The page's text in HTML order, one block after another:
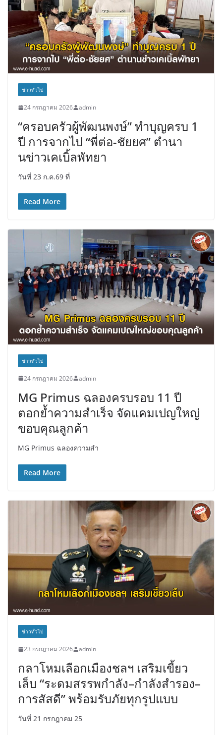
ข่าวทั่วไป
24 กรกฎาคม 2026 admin
“ครอบครัวผู้พัฒนพงษ์” ทำบุญครบ 1
ปี การจากไป “พี่ต่อ-ชัยยศ” ตำนา
นข่าวเคเบิ้ลพัทยา
วันที่ 23 ก.ค.69 ที่
Read More
ข่าวทั่วไป
24 กรกฎาคม 2026 admin
MG Primus ฉลองครบรอบ 11 ปี
ตอกย้ำความสำเร็จ จัดแคมเปญใหญ่
ขอบคุณลูกค้า
MG Primus ฉลองความสำ
Read More
ข่าวทั่วไป
23 กรกฎาคม 2026 admin
กลาโหมเลือกเมืองชลฯ เสริมเขี้ยว
เล็บ “ระดมสรรพกำลัง–กำลังสำรอง–
การสัสดี” พร้อมรับภัยทุกรูปแบบ
วันที่ 21 กรกฎาคม 25